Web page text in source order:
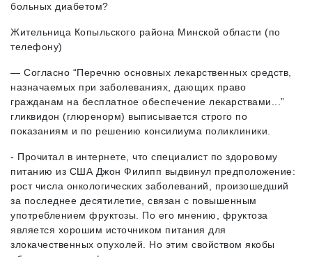
больных диабетом?
Жительница Копыльского района Минской области (по
телефону)
— Согласно “Перечню основных лекарственных средств,
назначаемых при заболеваниях, дающих право
гражданам на бесплатное обеспечение лекарствами...”
гликвидон (глюренорм) выписывается строго по
показаниям и по решению консилиума поликлиники.
- Прочитал в интернете, что специалист по здоровому
питанию из США Джон Филипп выдвинул предположение:
рост числа онкологических заболеваний, произошедший
за последнее десятилетие, связан с повышенным
употреблением фруктозы. По его мнению, фруктоза
является хорошим источником питания для
злокачественных опухолей. Но этим свойством якобы